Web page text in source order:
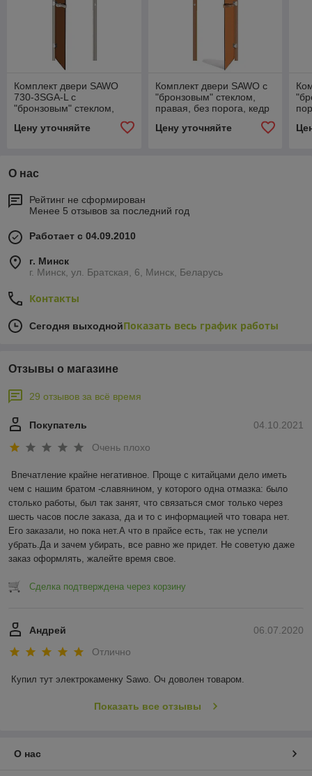
Комплект двери SAWO
730-3SGA-L с
"бронзовым" стеклом,
левая, без порога, сосна
Цену уточняйте
Комплект двери SAWO с
"бронзовым" стеклом,
правая, без порога, кедр
Цену уточняйте
О нас
Рейтинг не сформирован
Менее 5 отзывов за последний год
Работает с 04.09.2010
г. Минск
г. Минск, ул. Братская, 6, Минск, Беларусь
Контакты
Сегодня выходнойПоказать весь график работы
Отзывы о магазине
29 отзывов за всё время
04.10.2021
Покупатель
Очень плохо
Впечатление крайне негативное. Проще с китайцами дело иметь
чем с нашим братом -славянином, у которого одна отмазка: было
столько работы, был так занят, что связаться смог только через
шесть часов после заказа, да и то с информацией что товара нет.
Его заказали, но пока нет.А что в прайсе есть, так не успели
убрать.Да и зачем убирать, все равно же придет. Не советую даже
заказ оформлять, жалейте время свое.
Сделка подтверждена через корзину
06.07.2020
Андрей
Отлично
Купил тут электрокаменку Sawo. Оч доволен товаром.
Показать все отзывы
О нас